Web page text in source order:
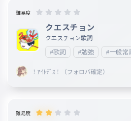
、日本語下手くそな部分がある
みてください。 カレンダー 8
する 8月12日 休み 8月13日〜
日〜8月25日 休み 8月26日〜9
難易度
クエスチョン
クエスチョン歌詞
#歌詞 #勉強 #一般常
！ｱｲﾄﾃﾞｽ！（フォロバ確定）
難易度